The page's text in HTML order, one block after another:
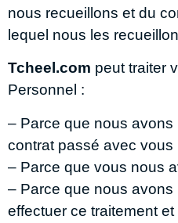
nous recueillons et du
lequel nous les
Tcheel.com peut traiter
Personnel :
– Parce que nous avons
contrat passé avec vous
– Parce que vous nous
– Parce que nous avons
effectuer ce traitement